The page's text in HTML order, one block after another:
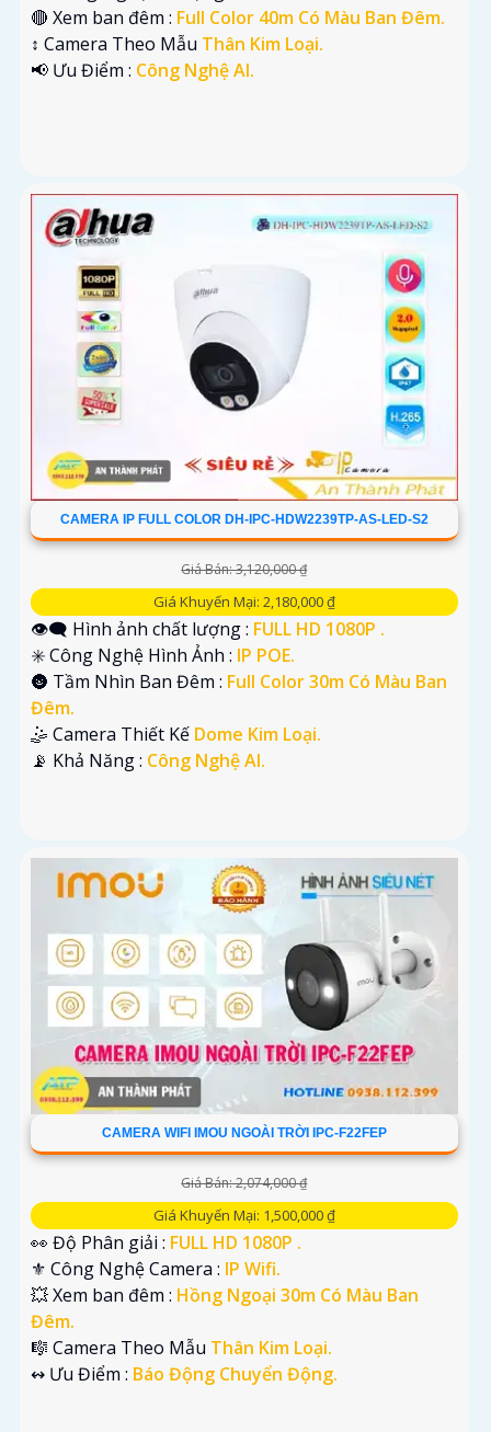
🔴 Xem ban đêm : Full Color 40m Có Màu Ban Đêm.
↕️ Camera Theo Mẫu Thân Kim Loại.
️📢 Ưu Điểm : Công Nghệ AI.
CAMERA IP FULL COLOR DH-IPC-HDW2239TP-AS-LED-S2
Giá Bán: 3,120,000 ₫
Giá Khuyến Mại: 2,180,000 ₫
👁️‍🗨 Hình ảnh chất lượng : FULL HD 1080P .
✳️ Công Nghệ Hình Ảnh : IP POE.
🌚 Tầm Nhìn Ban Đêm : Full Color 30m Có Màu Ban
Đêm.
🤹 Camera Thiết Kế Dome Kim Loại.
️📡 Khả Năng : Công Nghệ AI.
CAMERA WIFI IMOU NGOÀI TRỜI IPC-F22FEP
Giá Bán: 2,074,000 ₫
Giá Khuyến Mại: 1,500,000 ₫
👀 Độ Phân giải : FULL HD 1080P .
⚜️ Công Nghệ Camera : IP Wifi.
💥 Xem ban đêm : Hồng Ngoại 30m Có Màu Ban
Đêm.
🎼️ Camera Theo Mẫu Thân Kim Loại.
️↭ Ưu Điểm : Báo Động Chuyển Động.